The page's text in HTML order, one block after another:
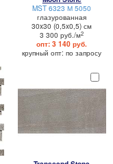
MST 6323 М 5050
глазурованная
30x30 (0,5x0,5) см
3 300 руб./м2
опт: 3 140 руб.
крупный опт: по запросу